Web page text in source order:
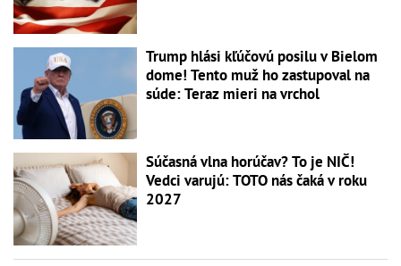
Trump hlási kľúčovú posilu v Bielom
dome! Tento muž ho zastupoval na
súde: Teraz mieri na vrchol
Súčasná vlna horúčav? To je NIČ!
Vedci varujú: TOTO nás čaká v roku
2027